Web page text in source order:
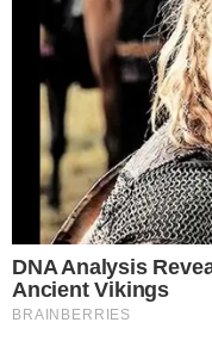
grupo tenha
outro. Apenas
organismo
forma
Lazzaro.
EXISTE UM